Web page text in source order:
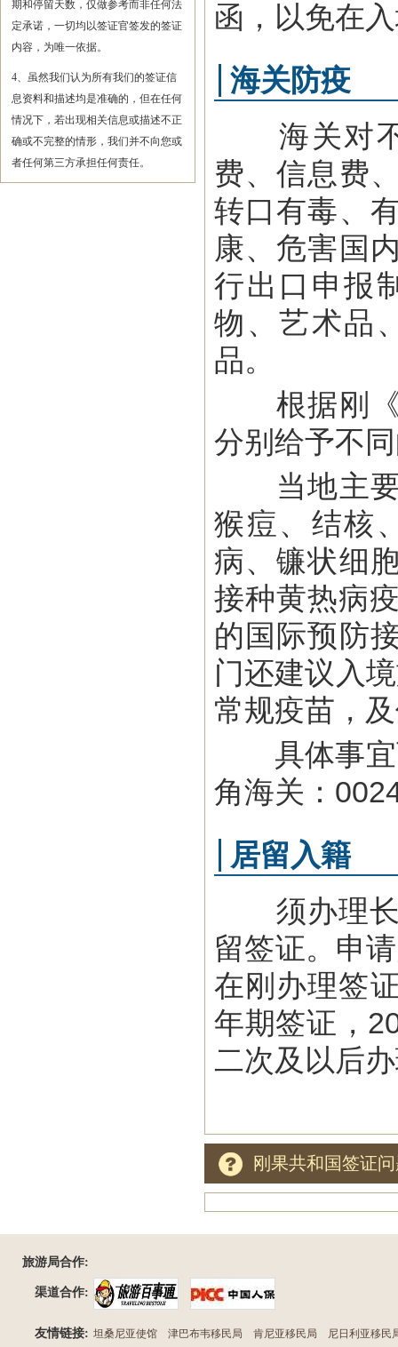
期和停留天数，仅做参考而非任何法
定承诺，一切均以签证官签发的签证
内容，为唯一依据。
4、虽然我们认为所有我们的签证信
息资料和描述均是准确的，但在任何
情况下，若出现相关信息或描述不正
确或不完整的情形，我们并不向您或
者任何第三方承担任何责任。
函，以免在
海关防疫
海关对不
费、信息费
转口有毒、
康、危害国
行出口申报
物、艺术品
品。
根据刚《
分别给予不
当地主要
猴痘、结核
病、镰状细
接种黄热病
的国际预防
门还建议入
常规疫苗，
具体事宜
角海关：
居留入籍
须办理长
留签证。申
在刚办理签
年期签证，
二次及以后
刚果共和国签证
旅游局合作:
渠道合作:
友情链接: 坦桑尼亚使馆 津巴布韦移民局 肯尼亚移民局 尼日利亚移民